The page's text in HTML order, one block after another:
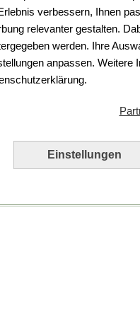
verbessern, Ihnen
relevanter gestalten.
werden. Ihre
anpassen. Weitere
Einstellungen
Da ist
Leider ist ein
Bitte